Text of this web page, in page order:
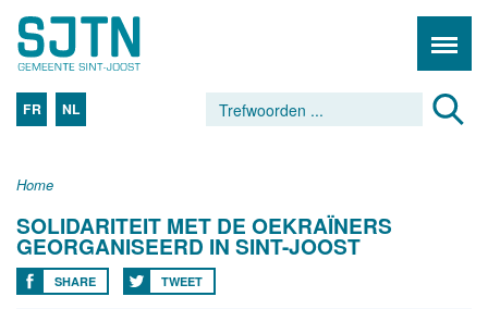
FR NL
Home
SOLIDARITEIT MET DE OEKRAÏNERS
GEORGANISEERD IN SINT-JOOST
SHARE TWEET